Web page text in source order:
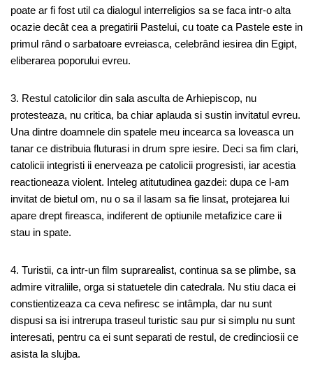
poate ar fi fost util ca dialogul interreligios sa se faca intr-o alta
ocazie decât cea a pregatirii Pastelui, cu toate ca Pastele este in
primul rând o sarbatoare evreiasca, celebrând iesirea din Egipt,
eliberarea poporului evreu.
3. Restul catolicilor din sala asculta de Arhiepiscop, nu
protesteaza, nu critica, ba chiar aplauda si sustin invitatul evreu.
Una dintre doamnele din spatele meu incearca sa loveasca un
tanar ce distribuia fluturasi in drum spre iesire. Deci sa fim clari,
catolicii integristi ii enerveaza pe catolicii progresisti, iar acestia
reactioneaza violent. Inteleg atitutudinea gazdei: dupa ce l-am
invitat de bietul om, nu o sa il lasam sa fie linsat, protejarea lui
apare drept fireasca, indiferent de optiunile metafizice care ii
stau in spate.
4. Turistii, ca intr-un film suprarealist, continua sa se plimbe, sa
admire vitraliile, orga si statuetele din catedrala. Nu stiu daca ei
constientizeaza ca ceva nefiresc se intâmpla, dar nu sunt
dispusi sa isi intrerupa traseul turistic sau pur si simplu nu sunt
interesati, pentru ca ei sunt separati de restul, de credinciosii ce
asista la slujba.